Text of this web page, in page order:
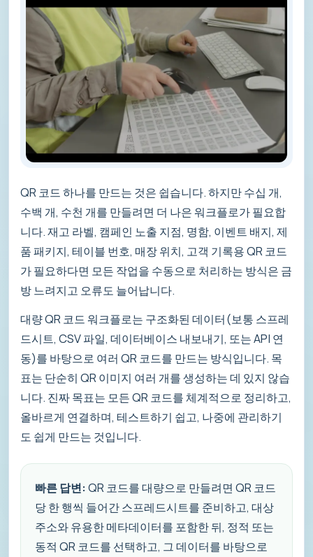
QR 코드 하나를 만드는 것은 쉽습니다. 하지만 수십 개,
수백 개, 수천 개를 만들려면 더 나은 워크플로가 필요합
니다. 재고 라벨, 캠페인 노출 지점, 명함, 이벤트 배지, 제
품 패키지, 테이블 번호, 매장 위치, 고객 기록용 QR 코드
가 필요하다면 모든 작업을 수동으로 처리하는 방식은 금
방 느려지고 오류도 늘어납니다.
대량 QR 코드 워크플로는 구조화된 데이터(보통 스프레
드시트, CSV 파일, 데이터베이스 내보내기, 또는 API 연
동)를 바탕으로 여러 QR 코드를 만드는 방식입니다. 목
표는 단순히 QR 이미지 여러 개를 생성하는 데 있지 않습
니다. 진짜 목표는 모든 QR 코드를 체계적으로 정리하고,
올바르게 연결하며, 테스트하기 쉽고, 나중에 관리하기
도 쉽게 만드는 것입니다.
빠른 답변: QR 코드를 대량으로 만들려면 QR 코드
당 한 행씩 들어간 스프레드시트를 준비하고, 대상
주소와 유용한 메타데이터를 포함한 뒤, 정적 또는
동적 QR 코드를 선택하고, 그 데이터를 바탕으로